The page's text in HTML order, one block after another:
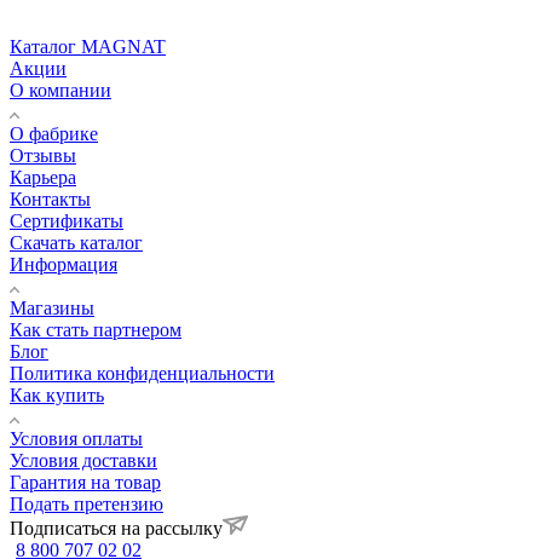
Каталог MAGNAT
Акции
О компании
О фабрике
Отзывы
Карьера
Контакты
Сертификаты
Скачать каталог
Информация
Магазины
Как стать партнером
Блог
Политика конфиденциальности
Как купить
Условия оплаты
Условия доставки
Гарантия на товар
Подать претензию
Подписаться на рассылку
8 800 707 02 02